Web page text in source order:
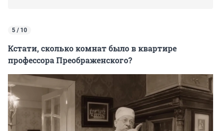
5 / 10
Кстати, сколько комнат было в квартире
профессора Преображенского?